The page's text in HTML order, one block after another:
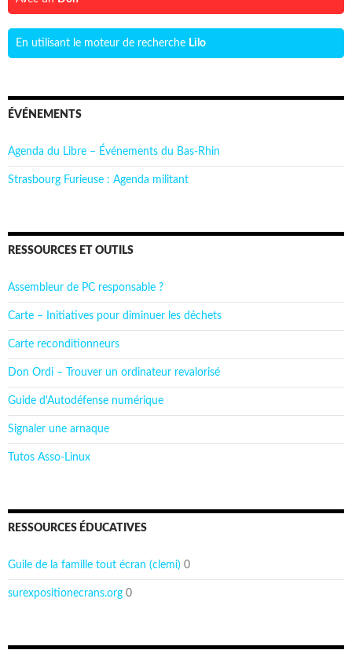
En utilisant le moteur de recherche Lilo
ÉVÉNEMENTS
Agenda du Libre – Événements du Bas-Rhin
Strasbourg Furieuse : Agenda militant
RESSOURCES ET OUTILS
Assembleur de PC responsable ?
Carte – Initiatives pour diminuer les déchets
Carte reconditionneurs
Don Ordi – Trouver un ordinateur revalorisé
Guide d'Autodéfense numérique
Signaler une arnaque
Tutos Asso-Linux
RESSOURCES ÉDUCATIVES
Guile de la famille tout écran (clemi) 0
surexpositionecrans.org 0